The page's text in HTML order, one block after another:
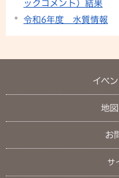
ックコメント）結果
令和6年度 水質情報
イベ
地
お
サ